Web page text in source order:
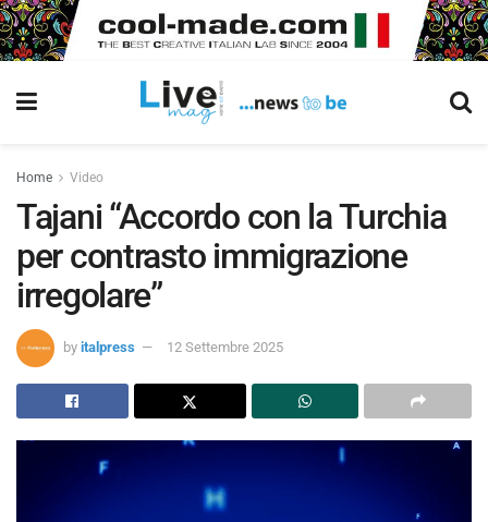
Home Video
Tajani “Accordo con la Turchia
per contrasto immigrazione
irregolare”
by italpress 12 Settembre 2025